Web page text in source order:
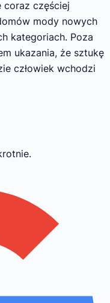
coraz częściej
mody nowych
kategoriach. Poza
ukazania, że sztukę
człowiek wchodzi